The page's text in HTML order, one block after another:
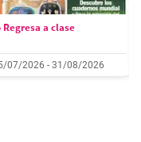
a clase
07/2026 - 31/08/2026